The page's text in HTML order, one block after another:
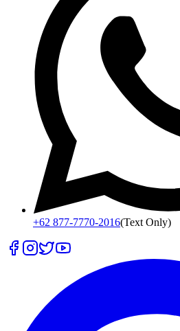
+62 877-7770-2016(Text Only)